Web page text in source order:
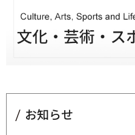
お知らせ